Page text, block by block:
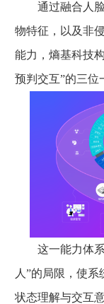
通过融合人脸
物特征，以及非
能力，熵基科技
预判交互”的三位
这一能力体系
人”的局限，使
状态理解与交互